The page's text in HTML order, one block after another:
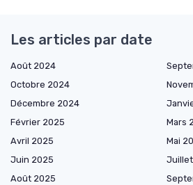
Les articles par date
Août 2024
Octobre 2024
Décembre 2024
Février 2025
Mars
Avril 2025
Mai
Juin 2025
Août 2025